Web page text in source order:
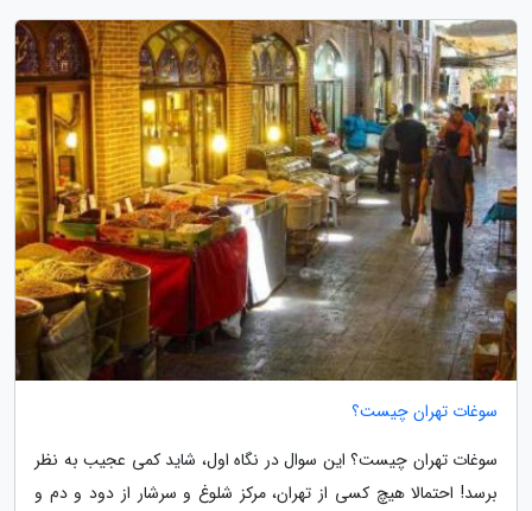
سوغات تهران چیست؟
سوغات تهران چیست؟ این سوال در نگاه اول، شاید کمی عجیب به نظر
برسد! احتمالا هیچ کسی از تهران، مرکز شلوغ و سرشار از دود و دم و